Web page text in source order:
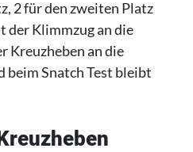
2 für den zweiten Platz
der Klimmzug an die
Kreuzheben an die
beim Snatch Test bleibt